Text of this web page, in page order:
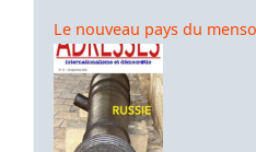
Le nouveau pays du